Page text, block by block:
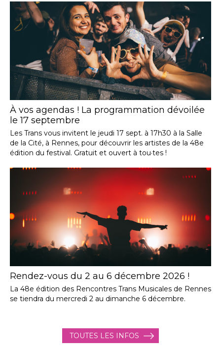
À vos agendas ! La programmation dévoilée
le 17 septembre
Les Trans vous invitent le jeudi 17 sept. à 17h30 à la Salle
de la Cité, à Rennes, pour découvrir les artistes de la 48e
édition du festival. Gratuit et ouvert à tou·tes !
Rendez-vous du 2 au 6 décembre 2026 !
La 48e édition des Rencontres Trans Musicales de Rennes
se tiendra du mercredi 2 au dimanche 6 décembre.
TOUTES LES INFOS